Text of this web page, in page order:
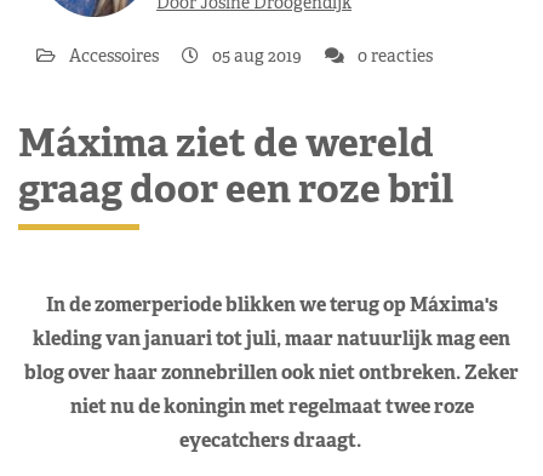
Accessoires 05 aug 2019 0 reacties
Máxima ziet de wereld
graag door een roze bril
In de zomerperiode blikken we terug op Máxima's
kleding van januari tot juli, maar natuurlijk mag een
blog over haar zonnebrillen ook niet ontbreken. Zeker
niet nu de koningin met regelmaat twee roze
eyecatchers draagt.